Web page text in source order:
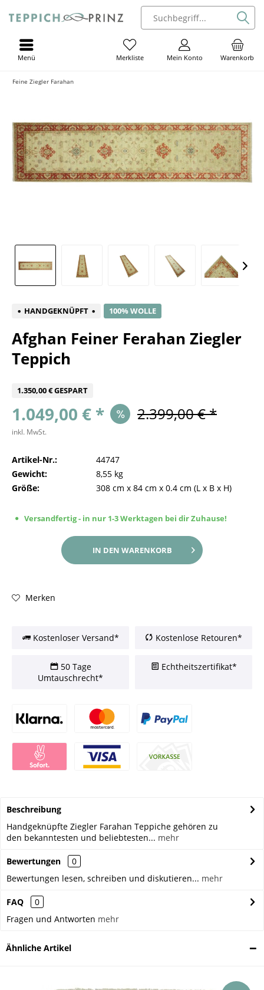
Warenkorb
Mein Konto
Merkliste
Menü
Feine Ziegler Farahan
HANDGEKNÜPFT 100% WOLLE
Afghan Feiner Ferahan Ziegler
Teppich
1.350,00 € GESPART
1.049,00 € * 2.399,00 € *
inkl. MwSt.
Artikel-Nr.:
44747
Gewicht:
8,55 kg
Größe:
308 cm x 84 cm x 0.4 cm (L x B x H)
Versandfertig - in nur 1-3 Werktagen bei dir Zuhause!
IN DEN WARENKORB
Merken
Kostenloser Versand* Kostenlose Retouren*
50 Tage
Umtauschrecht*
Echtheitszertifikat*
Beschreibung
Handgeknüpfte Ziegler Farahan Teppiche gehören zu
den bekanntesten und beliebtesten... mehr
Bewertungen
0
Bewertungen lesen, schreiben und diskutieren... mehr
FAQ
0
Fragen und Antworten mehr
Ähnliche Artikel